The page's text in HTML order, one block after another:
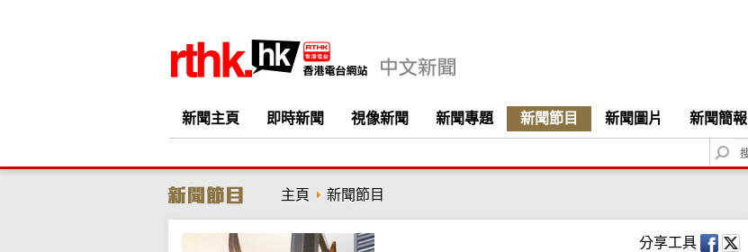
新聞主頁 即時新聞 視像新聞 新聞專題 新聞節目 新聞圖片 新聞簡報
S
e
c
h
主頁 新聞節目
分享工具